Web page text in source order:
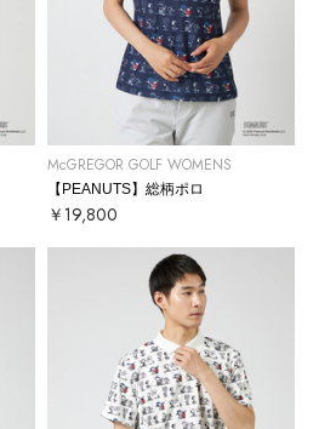
McGREGOR GOLF WOMENS
【PEANUTS】総柄ポロ
￥19,800